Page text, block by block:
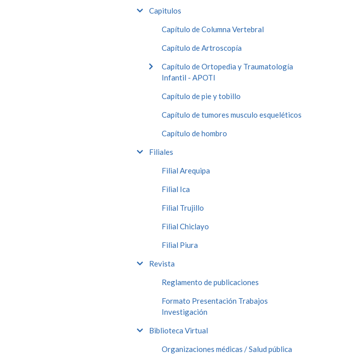
Capitulos
Capítulo de Columna Vertebral
Capítulo de Artroscopía
Capítulo de Ortopedia y Traumatología
Infantil - APOTI
Capítulo de pie y tobillo
Capítulo de tumores musculo esqueléticos
Capítulo de hombro
Filiales
Filial Arequipa
Filial Ica
Filial Trujillo
Filial Chiclayo
Filial Piura
Revista
Reglamento de publicaciones
Formato Presentación Trabajos
Investigación
Biblioteca Virtual
Organizaciones médicas / Salud pública